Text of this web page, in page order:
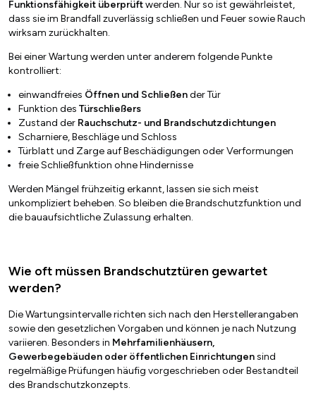
Funktionsfähigkeit überprüftwerden. Nur so ist gewährleistet,
dass sie im Brandfall zuverlässig schließen und Feuer sowie Rauch
wirksam zurückhalten.
Bei einer Wartung werden unter anderem folgende Punkte
kontrolliert:
einwandfreies Öffnen und Schließender Tür
Funktion des Türschließers
Zustand der Rauchschutz- und Brandschutzdichtungen
Scharniere, Beschläge und Schloss
Türblatt und Zarge auf Beschädigungen oder Verformungen
freie Schließfunktion ohne Hindernisse
Werden Mängel frühzeitig erkannt, lassen sie sich meist
unkompliziert beheben. So bleiben die Brandschutzfunktion und
die bauaufsichtliche Zulassung erhalten.
Wie oft müssen Brandschutztüren gewartet
werden?
Die Wartungsintervalle richten sich nach den Herstellerangaben
sowie den gesetzlichen Vorgaben und können je nach Nutzung
variieren. Besonders in Mehrfamilienhäusern,
Gewerbegebäuden oder öffentlichen Einrichtungensind
regelmäßige Prüfungen häufig vorgeschrieben oder Bestandteil
des Brandschutzkonzepts.